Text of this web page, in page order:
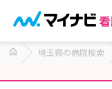
埼玉県の病院検索